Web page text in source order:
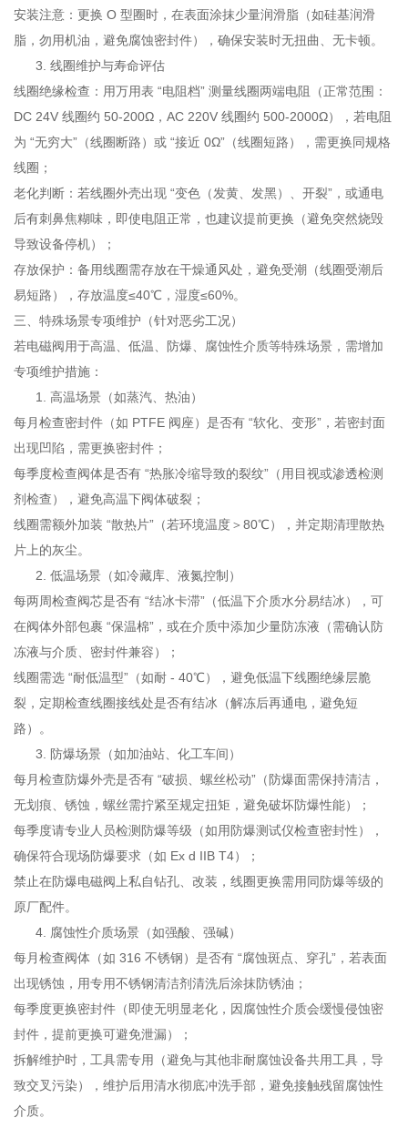
安装注意：更换 O 型圈时，在表面涂抹少量润滑脂（如硅基润滑
脂，勿用机油，避免腐蚀密封件），确保安装时无扭曲、无卡顿。
线圈维护与寿命评估
线圈绝缘检查：用万用表 “电阻档” 测量线圈两端电阻（正常范围：
DC 24V 线圈约 50-200Ω，AC 220V 线圈约 500-2000Ω），若电阻
为 “无穷大”（线圈断路）或 “接近 0Ω”（线圈短路），需更换同规格
线圈；
老化判断：若线圈外壳出现 “变色（发黄、发黑）、开裂”，或通电
后有刺鼻焦糊味，即使电阻正常，也建议提前更换（避免突然烧毁
导致设备停机）；
存放保护：备用线圈需存放在干燥通风处，避免受潮（线圈受潮后
易短路），存放温度≤40℃，湿度≤60%。
三、特殊场景专项维护（针对恶劣工况）
若电磁阀用于高温、低温、防爆、腐蚀性介质等特殊场景，需增加
专项维护措施：
高温场景（如蒸汽、热油）
每月检查密封件（如 PTFE 阀座）是否有 “软化、变形”，若密封面
出现凹陷，需更换密封件；
每季度检查阀体是否有 “热胀冷缩导致的裂纹”（用目视或渗透检测
剂检查），避免高温下阀体破裂；
线圈需额外加装 “散热片”（若环境温度＞80℃），并定期清理散热
片上的灰尘。
低温场景（如冷藏库、液氮控制）
每两周检查阀芯是否有 “结冰卡滞”（低温下介质水分易结冰），可
在阀体外部包裹 “保温棉”，或在介质中添加少量防冻液（需确认防
冻液与介质、密封件兼容）；
线圈需选 “耐低温型”（如耐 - 40℃），避免低温下线圈绝缘层脆
裂，定期检查线圈接线处是否有结冰（解冻后再通电，避免短
路）。
防爆场景（如加油站、化工车间）
每月检查防爆外壳是否有 “破损、螺丝松动”（防爆面需保持清洁，
无划痕、锈蚀，螺丝需拧紧至规定扭矩，避免破坏防爆性能）；
每季度请专业人员检测防爆等级（如用防爆测试仪检查密封性），
确保符合现场防爆要求（如 Ex d IIB T4）；
禁止在防爆电磁阀上私自钻孔、改装，线圈更换需用同防爆等级的
原厂配件。
腐蚀性介质场景（如强酸、强碱）
每月检查阀体（如 316 不锈钢）是否有 “腐蚀斑点、穿孔”，若表面
出现锈蚀，用专用不锈钢清洁剂清洗后涂抹防锈油；
每季度更换密封件（即使无明显老化，因腐蚀性介质会缓慢侵蚀密
封件，提前更换可避免泄漏）；
拆解维护时，工具需专用（避免与其他非耐腐蚀设备共用工具，导
致交叉污染），维护后用清水彻底冲洗手部，避免接触残留腐蚀性
介质。